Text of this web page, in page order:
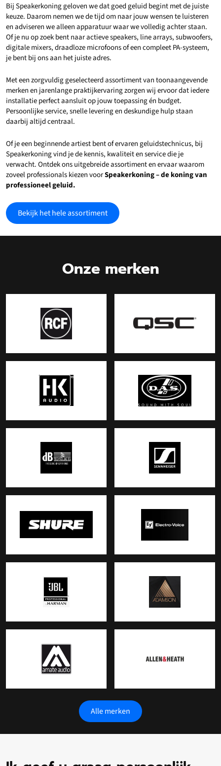
Bij Speakerkoning geloven we dat goed geluid begint met de juiste
keuze. Daarom nemen we de tijd om naar jouw wensen te luisteren
en adviseren we alleen apparatuur waar we volledig achter staan.
Of je nu op zoek bent naar actieve speakers, line arrays, subwoofers,
digitale mixers, draadloze microfoons of een compleet PA-systeem,
je bent bij ons aan het juiste adres.
Met een zorgvuldig geselecteerd assortiment van toonaangevende
merken en jarenlange praktijkervaring zorgen wij ervoor dat iedere
installatie perfect aansluit op jouw toepassing én budget.
Persoonlijke service, snelle levering en deskundige hulp staan
daarbij altijd centraal.
Of je een beginnende artiest bent of ervaren geluidstechnicus, bij
Speakerkoning vind je de kennis, kwaliteit en service die je
verwacht. Ontdek ons uitgebreide assortiment en ervaar waarom
zoveel professionals kiezen voorSpeakerkoning – de koning van
professioneel geluid.
Bekijk het hele assortiment
Onze merken
Alle merken